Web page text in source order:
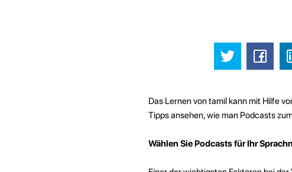
Das Lernen von tamil kann mit Hilfe
Tipps ansehen, wie man Podcasts
Wählen Sie Podcasts für Ihr